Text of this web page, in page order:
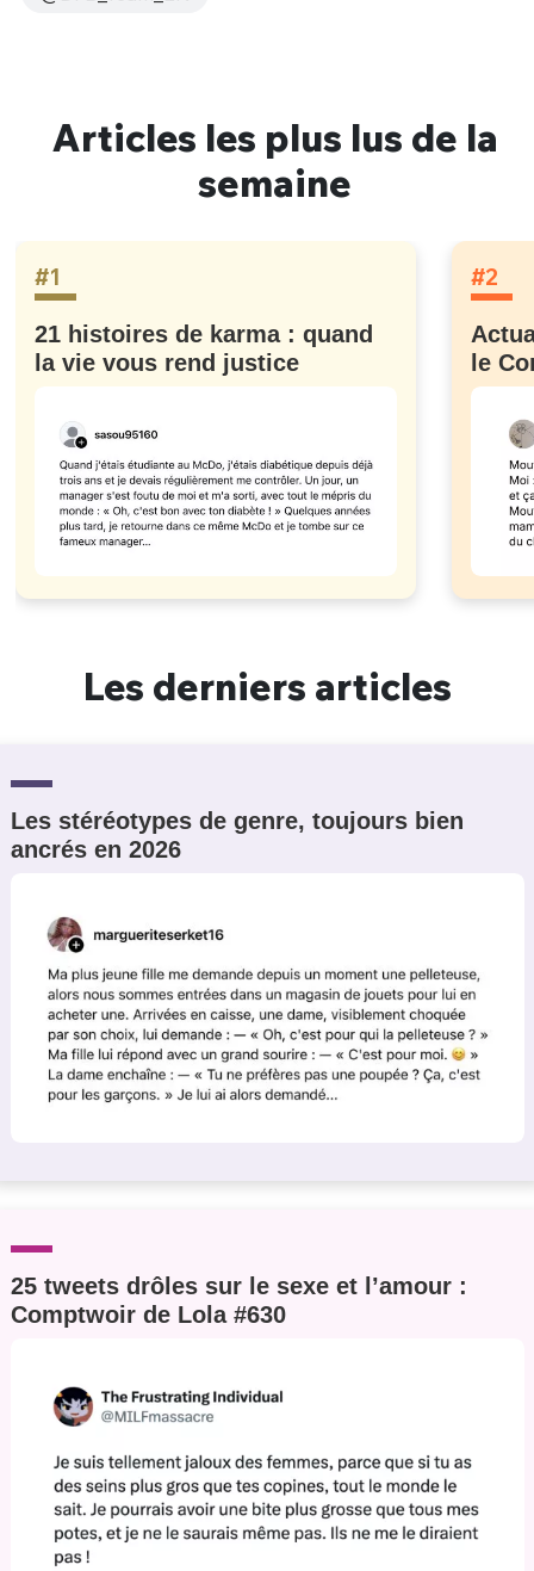
Articles les plus lus de la
semaine
#1
21 histoires de karma : quand
la vie vous rend justice
#2
le
Les derniers articles
Les stéréotypes de genre, toujours bien
ancrés en 2026
25 tweets drôles sur le sexe et l’amour :
Comptwoir de Lola #630